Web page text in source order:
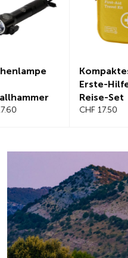
Kompaktes
Reise-Set